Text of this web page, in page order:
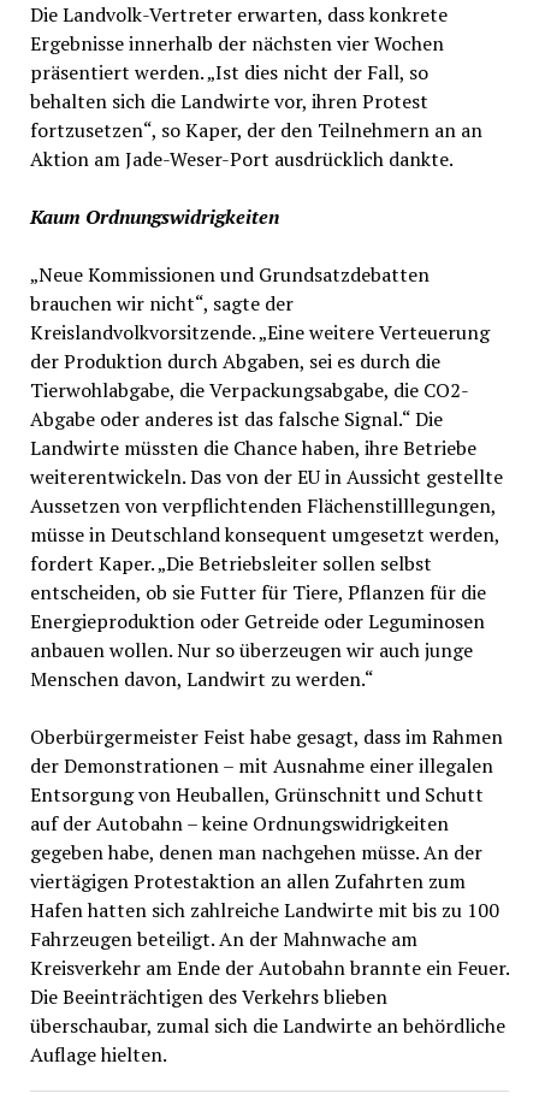
Die Landvolk-Vertreter erwarten, dass konkrete
Ergebnisse innerhalb der nächsten vier Wochen
präsentiert werden. „Ist dies nicht der Fall, so
behalten sich die Landwirte vor, ihren Protest
fortzusetzen“, so Kaper, der den Teilnehmern an an
Aktion am Jade-Weser-Port ausdrücklich dankte.
Kaum Ordnungswidrigkeiten
„Neue Kommissionen und Grundsatzdebatten
brauchen wir nicht“, sagte der
Kreislandvolkvorsitzende. „Eine weitere Verteuerung
der Produktion durch Abgaben, sei es durch die
Tierwohlabgabe, die Verpackungsabgabe, die CO2-
Abgabe oder anderes ist das falsche Signal.“ Die
Landwirte müssten die Chance haben, ihre Betriebe
weiterentwickeln. Das von der EU in Aussicht gestellte
Aussetzen von verpflichtenden Flächenstilllegungen,
müsse in Deutschland konsequent umgesetzt werden,
fordert Kaper. „Die Betriebsleiter sollen selbst
entscheiden, ob sie Futter für Tiere, Pflanzen für die
Energieproduktion oder Getreide oder Leguminosen
anbauen wollen. Nur so überzeugen wir auch junge
Menschen davon, Landwirt zu werden.“
Oberbürgermeister Feist habe gesagt, dass im Rahmen
der Demonstrationen – mit Ausnahme einer illegalen
Entsorgung von Heuballen, Grünschnitt und Schutt
auf der Autobahn – keine Ordnungswidrigkeiten
gegeben habe, denen man nachgehen müsse. An der
viertägigen Protestaktion an allen Zufahrten zum
Hafen hatten sich zahlreiche Landwirte mit bis zu 100
Fahrzeugen beteiligt. An der Mahnwache am
Kreisverkehr am Ende der Autobahn brannte ein Feuer.
Die Beeinträchtigen des Verkehrs blieben
überschaubar, zumal sich die Landwirte an behördliche
Auflage hielten.